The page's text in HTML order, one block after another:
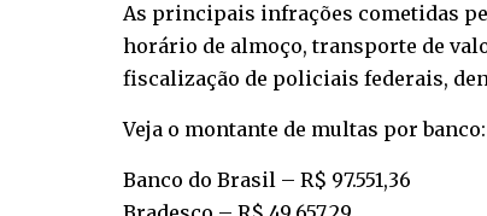
As principais infrações cometidas
horário de almoço, transporte de
fiscalização de policiais federais,
Veja o montante de multas por banco:
Banco do Brasil – R$ 97.551,36